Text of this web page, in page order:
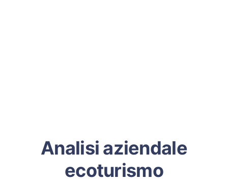
Analisi aziendale
ecoturismo